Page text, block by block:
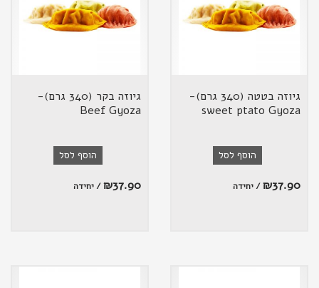
גיוזה בטטה (340 גרם)-
sweet ptato Gyoza
הוסף לסל
₪37.90 / יחידה
גיוזה בקר (340 גרם)-
Beef Gyoza
הוסף לסל
₪37.90 / יחידה